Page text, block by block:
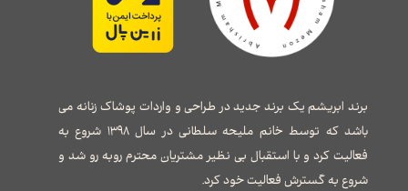
برند ابریشم یک برند جدید در طراحی و واردات پوشاک زنانه می
باشد که توسط خانم ملیحه سلطانی در سال ۱۳۹۸ شروع به
فعالیت کرد و با استقبال بی نظیر مشتریان محترم روبه رو شد و
شروع به گسترش فعالیت خود کرد.